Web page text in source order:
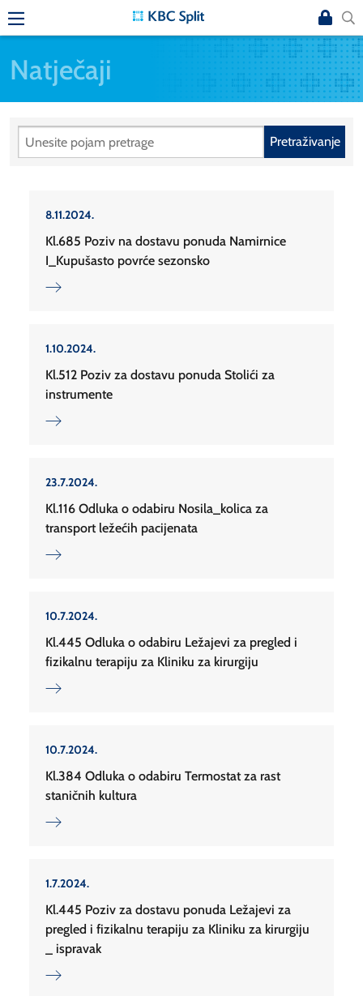
Natječaji
Pretraživanje
8.11.2024.
Kl.685 Poziv na dostavu ponuda Namirnice
I_Kupušasto povrće sezonsko
1.10.2024.
Kl.512 Poziv za dostavu ponuda Stolići za
instrumente
23.7.2024.
Kl.116 Odluka o odabiru Nosila_kolica za
transport ležećih pacijenata
10.7.2024.
Kl.445 Odluka o odabiru Ležajevi za pregled i
fizikalnu terapiju za Kliniku za kirurgiju
10.7.2024.
Kl.384 Odluka o odabiru Termostat za rast
staničnih kultura
1.7.2024.
Kl.445 Poziv za dostavu ponuda Ležajevi za
pregled i fizikalnu terapiju za Kliniku za kirurgiju
_ ispravak